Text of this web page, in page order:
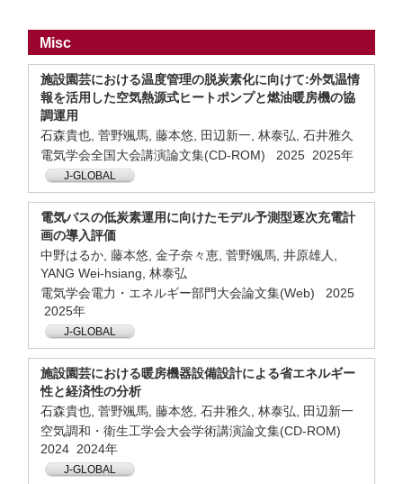
Misc
施設園芸における温度管理の脱炭素化に向けて:外気温情
報を活用した空気熱源式ヒートポンプと燃油暖房機の協
調運用
石森貴也, 菅野颯馬, 藤本悠, 田辺新一, 林泰弘, 石井雅久
電気学会全国大会講演論文集(CD-ROM) 2025 2025年
J-GLOBAL
電気バスの低炭素運用に向けたモデル予測型逐次充電計
画の導入評価
中野はるか, 藤本悠, 金子奈々恵, 菅野颯馬, 井原雄人,
YANG Wei-hsiang, 林泰弘
電気学会電力・エネルギー部門大会論文集(Web) 2025
2025年
J-GLOBAL
施設園芸における暖房機器設備設計による省エネルギー
性と経済性の分析
石森貴也, 菅野颯馬, 藤本悠, 石井雅久, 林泰弘, 田辺新一
空気調和・衛生工学会大会学術講演論文集(CD-ROM)
2024 2024年
J-GLOBAL